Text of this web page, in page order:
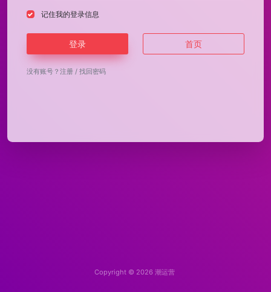
记住我的登录信息
登录 首页
没有账号？ 注册 / 找回密码
Copyright © 2026 潮运营